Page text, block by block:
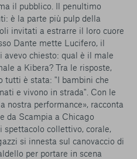
il pubblico. Il penultimo
è la parte più pulp della
invitati a estrarre il loro cuore
Dante mette Lucifero, il
avevo chiesto: qual è il male
a Kibera? Tra le risposte,
tutti è stata: "I bambini che
e vivono in strada". Con le
nostra performance», racconta
da Scampia a Chicago
spettacolo collettivo, corale,
si innesta sul canovaccio di
per portare in scena